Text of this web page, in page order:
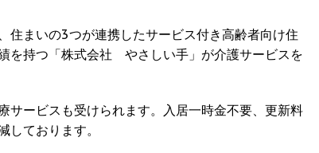
住まいの3つが連携したサービス付き高齢者向け住
を持つ「株式会社 やさしい手」が介護サービスを
サービスも受けられます。入居一時金不要、更新料
ております。